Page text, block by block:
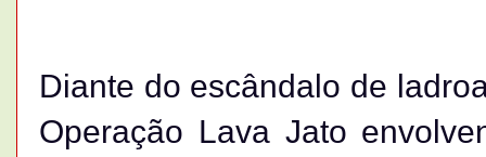
Diante do escândalo de
Operação Lava Jato